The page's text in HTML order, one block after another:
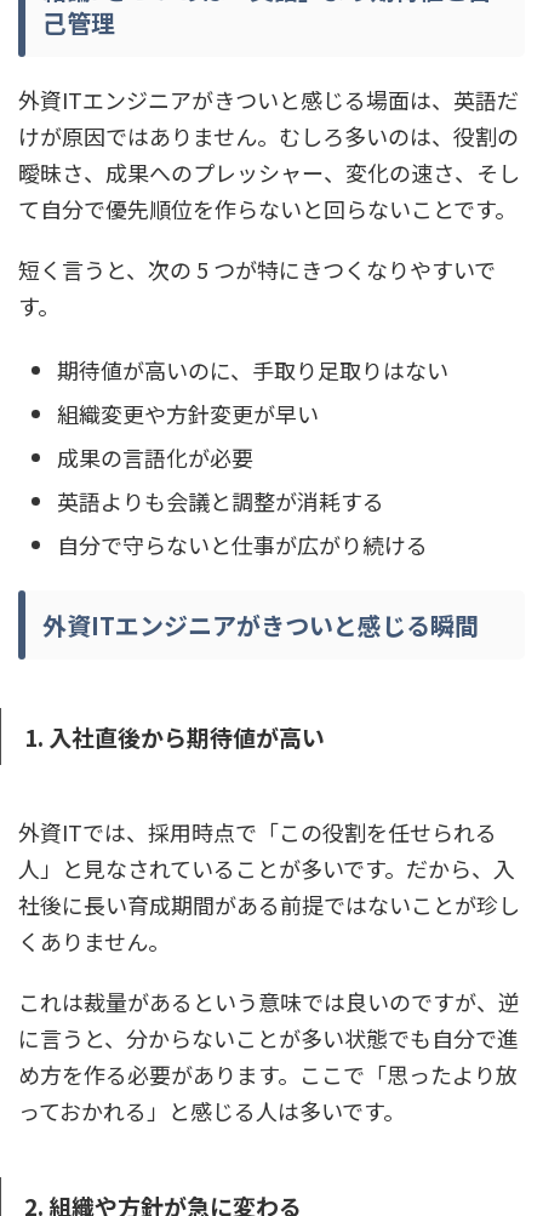
己管理
外資ITエンジニアがきついと感じる場面は、英語だ
けが原因ではありません。むしろ多いのは、役割の
曖昧さ、成果へのプレッシャー、変化の速さ、そし
て自分で優先順位を作らないと回らないことです。
短く言うと、次の 5 つが特にきつくなりやすいで
す。
期待値が高いのに、手取り足取りはない
組織変更や方針変更が早い
成果の言語化が必要
英語よりも会議と調整が消耗する
自分で守らないと仕事が広がり続ける
外資ITエンジニアがきついと感じる瞬間
1. 入社直後から期待値が高い
外資ITでは、採用時点で「この役割を任せられる
人」と見なされていることが多いです。だから、入
社後に長い育成期間がある前提ではないことが珍し
くありません。
これは裁量があるという意味では良いのですが、逆
に言うと、分からないことが多い状態でも自分で進
め方を作る必要があります。ここで「思ったより放
っておかれる」と感じる人は多いです。
2. 組織や方針が急に変わる